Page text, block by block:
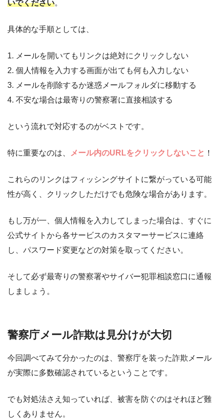
いでください。
具体的な手順としては、
1. メールを開いてもリンクは絶対にクリックしない
2. 個人情報を入力する画面が出ても何も入力しない
3. メールを削除するか迷惑メールフォルダに移動する
4. 不安な場合は最寄りの警察署に直接相談する
という流れで対応するのがベストです。
特に重要なのは、 メール内のURLをクリックしないこと ！
これらのリンクはフィッシングサイトに繋がっている可能
性が高く、クリックしただけでも危険な場合があります。
もし万が一、個人情報を入力してしまった場合は、すぐに
公式サイトから各サービスのカスタマーサービスに連絡
し、パスワード変更などの対策を取ってください。
そして必ず最寄りの警察署やサイバー犯罪相談窓口に通報
しましょう。
警察庁メール詐欺は見分けが大切
今回調べてみて分かったのは、警察庁を装った詐欺メール
が実際に多数確認されているということです。
でも対処法さえ知っていれば、被害を防ぐのはそれほど難
しくありません。